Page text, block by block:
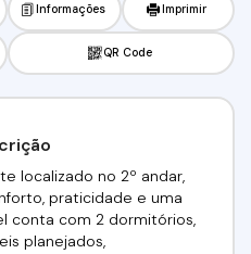
Informações Imprimir
QR Code
localizado no 2º andar,
praticidade e uma
conta com 2 dormitórios,
planejados,